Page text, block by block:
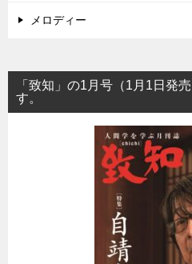
メロディー
「致知」の1月号（1月1日発
す。